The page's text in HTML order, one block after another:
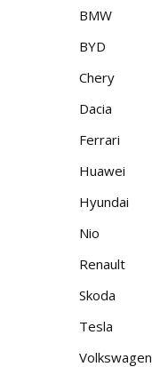
BMW
BYD
Chery
Dacia
Ferrari
Huawei
Hyundai
Nio
Renault
Skoda
Tesla
Volkswagen